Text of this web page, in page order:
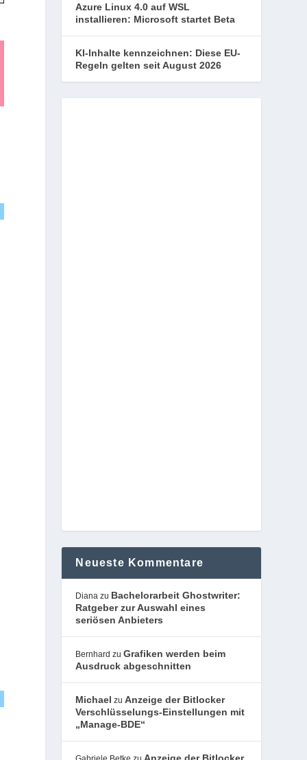
Azure Linux 4.0 auf WSL
installieren: Microsoft startet Beta
KI-Inhalte kennzeichnen: Diese EU-
Regeln gelten seit August 2026
Neueste Kommentare
Diana zu Bachelorarbeit Ghostwriter:
Ratgeber zur Auswahl eines
seriösen Anbieters
Bernhard zuGrafiken werden beim
Ausdruck abgeschnitten
Michael zuAnzeige der Bitlocker
Verschlüsselungs-Einstellungen mit
„Manage-BDE“